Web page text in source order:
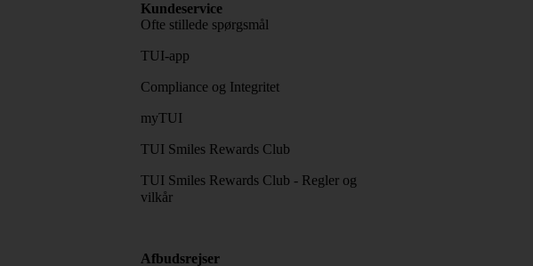
Kundeservice
Ofte stillede spørgsmål
TUI-app
Compliance og Integritet
myTUI
TUI Smiles Rewards Club
TUI Smiles Rewards Club - Regler og
vilkår
Afbudsrejser